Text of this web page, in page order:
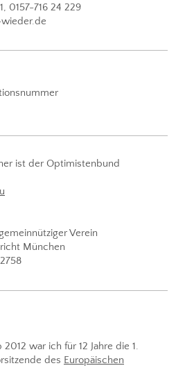
0157-716 24 229
ist der Optimistenbund
Verein
München
2012 war ich für 12 Jahre die 1.
des Europäischen